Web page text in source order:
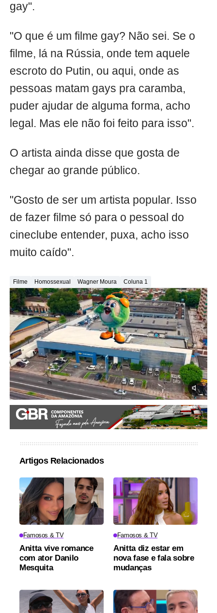
gay".
"O que é um filme gay? Não sei. Se o
filme, lá na Rússia, onde tem aquele
escroto do Putin, ou aqui, onde as
pessoas matam gays pra caramba,
puder ajudar de alguma forma, acho
legal. Mas ele não foi feito para isso".
O artista ainda disse que gosta de
chegar ao grande público.
"Gosto de ser um artista popular. Isso
de fazer filme só para o pessoal do
cineclube entender, puxa, acho isso
muito caído".
Filme Homossexual Wagner Moura Coluna 1
Artigos Relacionados
Famosos & TV
Anitta vive romance
com ator Danilo
Mesquita
Famosos & TV
Anitta diz estar em
nova fase e fala sobre
mudanças